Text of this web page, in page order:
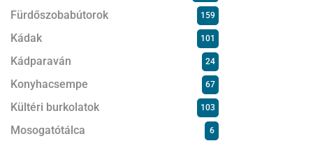
Fürdőszobabútorok 159
Kádak 101
Kádparaván 24
Konyhacsempe 67
Kültéri burkolatok 103
Mosogatótálca 6